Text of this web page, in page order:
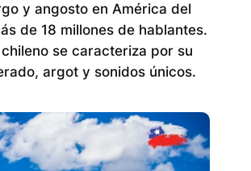
y angosto en América del
de 18 millones de hablantes.
chileno se caracteriza por su
argot y sonidos únicos.